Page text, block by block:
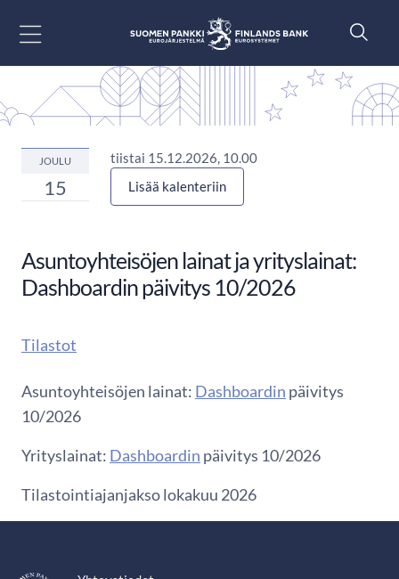
JOULU
15
tiistai 15.12.2026, 10.00
Lisää kalenteriin
Asuntoyhteisöjen lainat ja yrityslainat:
Dashboardin päivitys 10/2026
Tilastot
Asuntoyhteisöjen lainat: Dashboardin päivitys
10/2026
Yrityslainat: Dashboardin päivitys 10/2026
Tilastointiajanjakso lokakuu 2026